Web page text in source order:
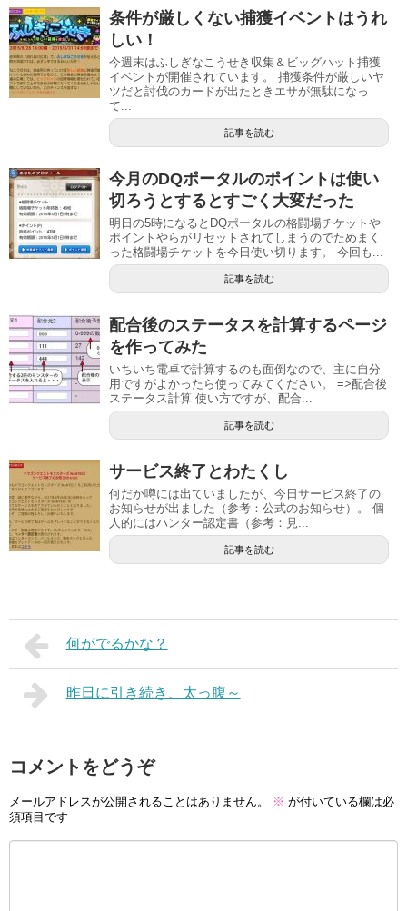
条件が厳しくない捕獲イベントはうれ
しい！
今週末はふしぎなこうせき収集＆ビッグハット捕獲
イベントが開催されています。 捕獲条件が厳しいヤ
ツだと討伐のカードが出たときエサが無駄になっ
て...
記事を読む
今月のDQポータルのポイントは使い
切ろうとするとすごく大変だった
明日の5時になるとDQポータルの格闘場チケットや
ポイントやらがリセットされてしまうのでためまく
った格闘場チケットを今日使い切ります。 今回も...
記事を読む
配合後のステータスを計算するページ
を作ってみた
いちいち電卓で計算するのも面倒なので、主に自分
用ですがよかったら使ってみてください。 =>配合後
ステータス計算 使い方ですが、配合...
記事を読む
サービス終了とわたくし
何だか噂には出ていましたが、今日サービス終了の
お知らせが出ました（参考：公式のお知らせ）。 個
人的にはハンター認定書（参考：見...
記事を読む
何がでるかな？
昨日に引き続き、太っ腹～
コメントをどうぞ
メールアドレスが公開されることはありません。 ※ が付いている欄は必
須項目です